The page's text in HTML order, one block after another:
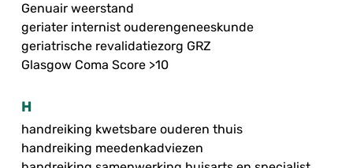
Genuair weerstand
geriater internist ouderengeneeskunde
geriatrische revalidatiezorg GRZ
Glasgow Coma Score >10
H
handreiking kwetsbare ouderen thuis
handreiking meedenkadviezen